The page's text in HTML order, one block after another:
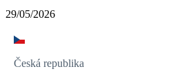
29/05/2026
Česká republika